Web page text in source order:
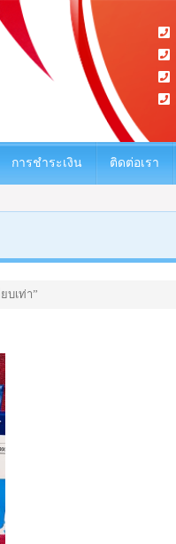
การชำระเงิน ติดต่อเรา
บเท่า”